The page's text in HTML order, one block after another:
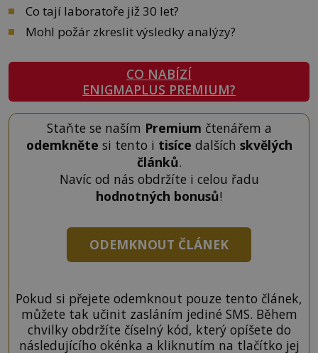
Co tají laboratoře již 30 let?
Mohl požár zkreslit výsledky analýzy?
CO NABÍZÍ
ENIGMAPLUS PREMIUM?
Staňte se naším Premium čtenářem a
odemkněte si tento i tisíce dalších skvělých
článků.
Navíc od nás obdržíte i celou řadu
hodnotných bonusů!
ODEMKNOUT ČLÁNEK
Pokud si přejete odemknout pouze tento článek,
můžete tak učinit zasláním jediné SMS. Během
chvilky obdržíte číselný kód, který opíšete do
následujícího okénka a kliknutím na tlačítko jej